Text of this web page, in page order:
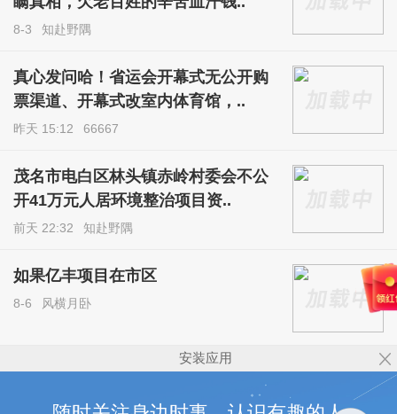
8-3 知赴野隅
真心发问哈！省运会开幕式无公开购
票渠道、开幕式改室内体育馆，..
昨天 15:12 66667
茂名市电白区林头镇赤岭村委会不公
开41万元人居环境整治项目资..
前天 22:32 知赴野隅
如果亿丰项目在市区
8-6 风横月卧
安装应用